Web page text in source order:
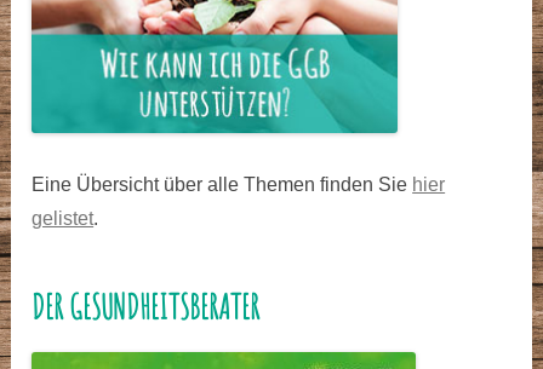
Eine Übersicht über alle Themen finden Sie hier
gelistet.
DER GESUNDHEITSBERATER